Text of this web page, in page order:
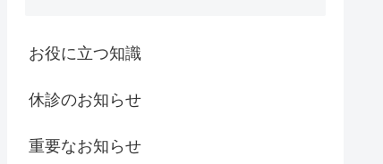
お役に立つ知識
休診のお知らせ
重要なお知らせ